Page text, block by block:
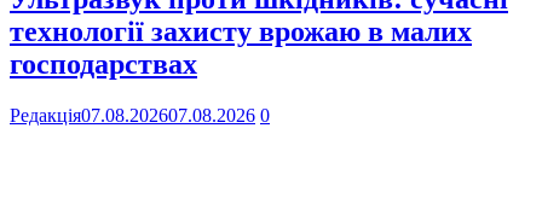
технології захисту врожаю в малих
господарствах
Редакція07.08.202607.08.2026 0